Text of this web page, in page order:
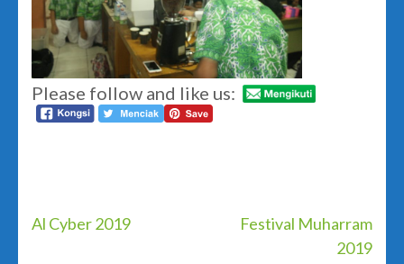
Please follow and like us:
Post
Al Cyber 2019
Festival Muharram
2019